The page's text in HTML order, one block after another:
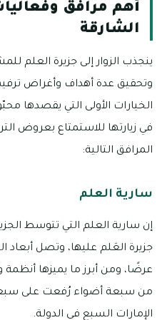
أهم مرافق
الشارقة
ينجذب الزوار إلى جزيرة العلم
وتحقيق عدة أهداف وأغراض
الخيارات الأولى التي يقصدها
في زيارتها للاستمتاع بعروض
المرافق التالية:
سارية العلم
إن سارية العلم التي تتوسط
عرضًا، ومن أبرز ما يميزها
من سبعة أضواء رُفعت على
الإمارات السبع في الدولة.